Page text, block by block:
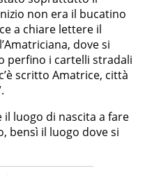
non era il bucatino
a chiare lettere il
dove si
perfino i cartelli stradali
scritto Amatrice, città
il luogo di nascita a fare
bensì il luogo dove si